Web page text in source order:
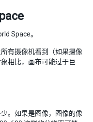
Space。
有摄像机看到（如果摄像
相比，画布可能过于巨
。如果是图像，图像的像